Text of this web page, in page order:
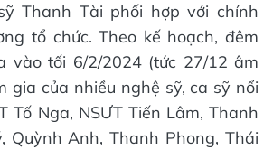
Thanh Tài phối hợp với chính
tổ chức. Theo kế hoạch, đêm
vào tối 6/2/2024 (tức 27/12 âm
gia của nhiều nghệ sỹ, ca sỹ nổi
Tố Nga, NSƯT Tiến Lâm, Thanh
Quỳnh Anh, Thanh Phong, Thái